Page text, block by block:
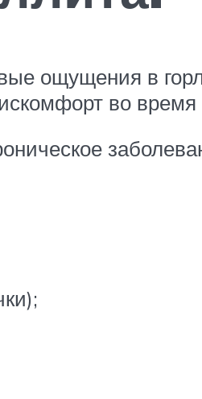
ощущения в
во время